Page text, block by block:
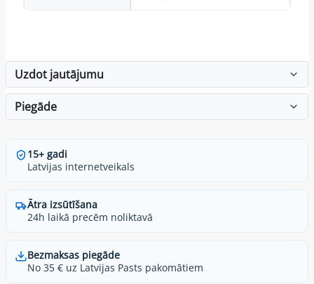
Uzdot jautājumu
Piegāde
15+ gadi
Latvijas internetveikals
Ātra izsūtīšana
24h laikā precēm noliktavā
Bezmaksas piegāde
No 35 € uz Latvijas Pasts pakomātiem